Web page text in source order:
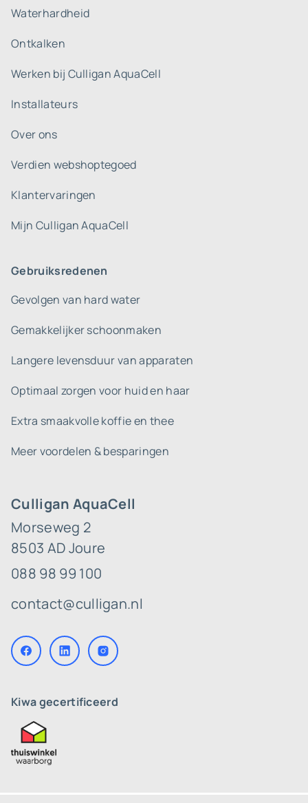
Culligan AquaCell
Morseweg 2
8503 AD Joure
088 98 99 100
contact@culligan.nl
Kiwa gecertificeerd
Waterhardheid
Ontkalken
Werken bij Culligan AquaCell
Installateurs
Over ons
Verdien webshoptegoed
Klantervaringen
Mijn Culligan AquaCell
Gebruiksredenen
Gevolgen van hard water
Gemakkelijker schoonmaken
Langere levensduur van apparaten
Optimaal zorgen voor huid en haar
Extra smaakvolle koffie en thee
Meer voordelen & besparingen